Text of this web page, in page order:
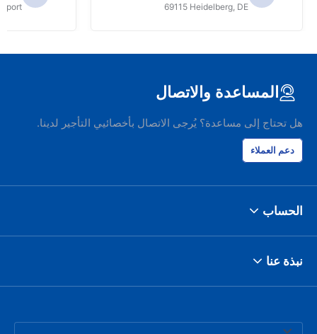
69115 Heidelberg, DE
المساعدة والاتصال
هل تحتاج إلى مساعدة؟ يُرجى الاتصال بأخصائيي التأجير لدينا.
دعم العملاء
الحساب
نبذة عنا